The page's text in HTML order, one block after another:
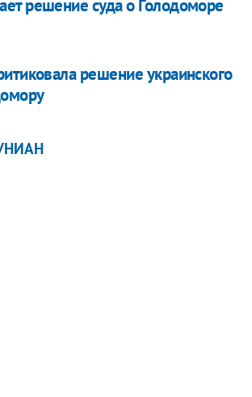
решение суда о Голодоморе
решение украинского